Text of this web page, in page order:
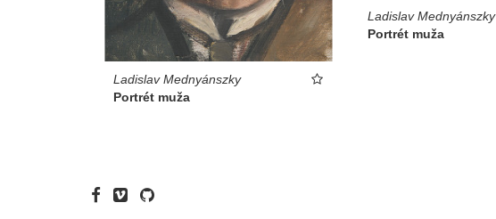
Ladislav Mednyánszky
Portrét muža
Ladislav Mednyánszky
Portrét muža